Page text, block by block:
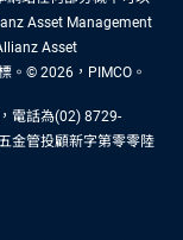
Asset Management
Asset
。© 2026，PIMCO。
電話為(02) 8729-
金管投顧新字第零零陸